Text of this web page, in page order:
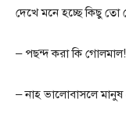
দেখে মনে হচ্ছে কিছু
– পছন্দ করা কি গোলমাল!
– নাহ ভালোবাসলে মানুষ